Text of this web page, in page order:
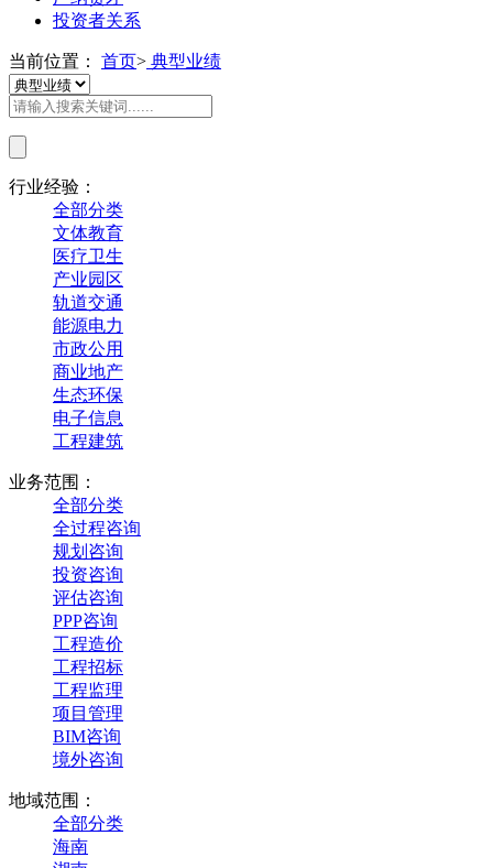
投资者关系
当前位置： 首页> 典型业绩
行业经验：
全部分类
文体教育
医疗卫生
产业园区
轨道交通
能源电力
市政公用
商业地产
生态环保
电子信息
工程建筑
业务范围：
全部分类
全过程咨询
规划咨询
投资咨询
评估咨询
PPP咨询
工程造价
工程招标
工程监理
项目管理
BIM咨询
境外咨询
地域范围：
全部分类
海南